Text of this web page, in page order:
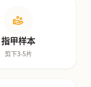
指甲样本
剪下3-5片